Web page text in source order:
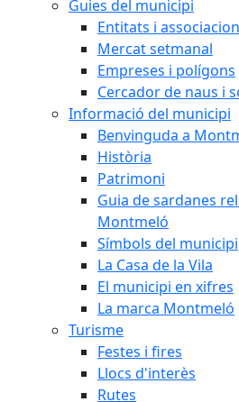
Guies del municipi
Entitats i
Mercat setmanal
Empreses i polígons
Cercador de naus i
Informació del municipi
Benvinguda a
Història
Patrimoni
Guia de sardanes
Montmeló
Símbols del municipi
La Casa de la Vila
El municipi en xifres
La marca Montmeló
Turisme
Festes i fires
Llocs d'interès
Rutes